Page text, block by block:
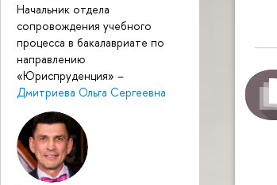
Начальник отдела
сопровождения учебного
процесса в бакалавриате по
направлению
«Юриспруденция» –
Дмитриева Ольга Сергеевна